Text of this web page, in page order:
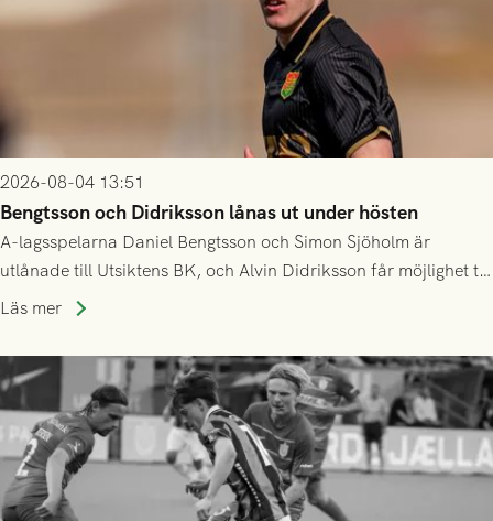
2026-08-04 13:51
Bengtsson och Didriksson lånas ut under hösten
A-lagsspelarna Daniel Bengtsson och Simon Sjöholm är
utlånade till Utsiktens BK, och Alvin Didriksson får möjlighet till
speltid i Hestrafors genom föreningssamarbete.
Läs mer